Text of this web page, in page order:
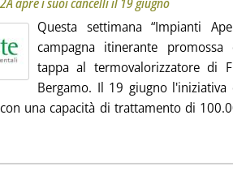
Questa settimana “Impianti
campagna itinerante
tappa al termovalorizzatore di
Bergamo. Il 19 giugno
una capacità di trattamento di